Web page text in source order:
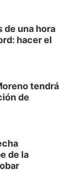
de una hora
hacer el
tendrá
de
de la